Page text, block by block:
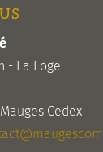
- La Loge
Cedex